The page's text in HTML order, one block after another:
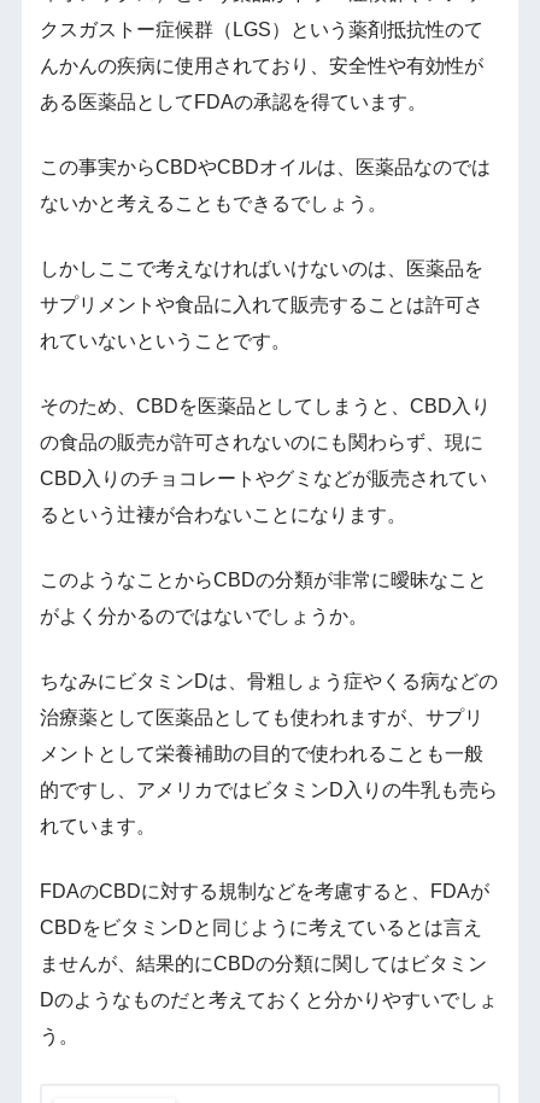
クスガストー症候群（LGS）という薬剤抵抗性のて
んかんの疾病に使用されており、安全性や有効性が
ある医薬品としてFDAの承認を得ています。
この事実からCBDやCBDオイルは、医薬品なのでは
ないかと考えることもできるでしょう。
しかしここで考えなければいけないのは、医薬品を
サプリメントや食品に入れて販売することは許可さ
れていないということです。
そのため、CBDを医薬品としてしまうと、CBD入り
の食品の販売が許可されないのにも関わらず、現に
CBD入りのチョコレートやグミなどが販売されてい
るという辻褄が合わないことになります。
このようなことからCBDの分類が非常に曖昧なこと
がよく分かるのではないでしょうか。
ちなみにビタミンDは、骨粗しょう症やくる病などの
治療薬として医薬品としても使われますが、サプリ
メントとして栄養補助の目的で使われることも一般
的ですし、アメリカではビタミンD入りの牛乳も売ら
れています。
FDAのCBDに対する規制などを考慮すると、FDAが
CBDをビタミンDと同じように考えているとは言え
ませんが、結果的にCBDの分類に関してはビタミン
Dのようなものだと考えておくと分かりやすいでしょ
う。